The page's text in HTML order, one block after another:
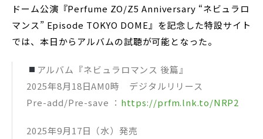
ドーム公演『Perfume ZO/Z5 Anniversary “ネビュラロ
マンス” Episode TOKYO DOME』を記念した特設サイト
では、本日からアルバムの試聴が可能となった。
アルバム『ネビュラロマンス 後篇』
2025年8月18日AM0時 デジタルリリース
Pre-add/Pre-save ： https://prfm.lnk.to/NRP2
2025年9月17日（水）発売